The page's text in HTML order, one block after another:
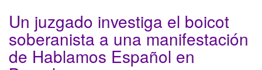
Un juzgado investiga el boicot
soberanista a una manifestación
de Hablamos Español en